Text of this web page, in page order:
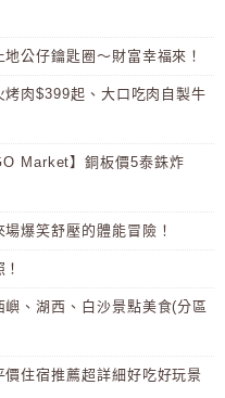
公仔鑰匙圈～財富幸福來！
肉$399起、大口吃肉自製牛
Market】銅板價5泰銖炸
爆笑舒壓的體能冒險！
、湖西、白沙景點美食(分區
住宿推薦超詳細好吃好玩景